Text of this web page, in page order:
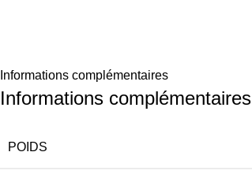
Informations complémentaires
Informations complémentaires
POIDS